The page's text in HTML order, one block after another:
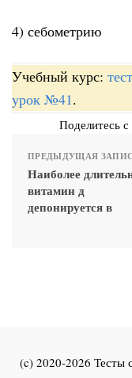
4) себометрию
Учебный курс:
урок №41.
Поделитесь
ПРЕДЫДУЩАЯ
Наиболее
витамин д
депонируется в
(c) 2020-2026 Тесты